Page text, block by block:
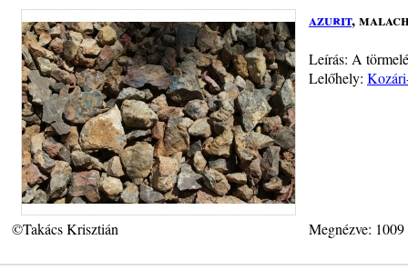
azurit,
Leírás: A
Lelőhely:
©Takács Krisztián Megnézve: